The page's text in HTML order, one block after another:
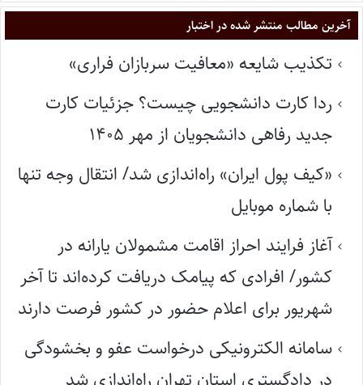
آخرین مطالب منتشر شده در اختبار
تکذیب شایعه «معافیت سربازان فراری»
ردا کارت دانشجویی چیست؟ جزئیات کارت
جدید رفاهی دانشجویان از مهر ۱۴۰۵
«کیف پول ایران» راه‌اندازی شد/ انتقال وجه تنها
با شماره موبایل
آغاز فرایند احراز اقامت مشمولان یارانه در
کشور/ افرادی که پیامک دریافت کرده‌اند تا آخر
شهریور برای اعلام حضور در کشور فرصت دارند
سامانه الکترونیکی درخواست عفو و بخشودگی